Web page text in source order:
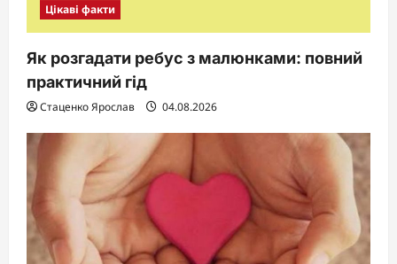
Цікаві факти
Як розгадати ребус з малюнками: повний
практичний гід
Стаценко Ярослав 04.08.2026